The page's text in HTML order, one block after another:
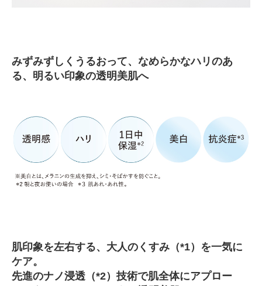
みずみずしくうるおって、なめらかなハリのあ
る、明るい印象の透明美肌へ
肌印象を左右する、大人のくすみ（*1）を一気に
ケア。
先進のナノ浸透（*2）技術で肌全体にアプロー